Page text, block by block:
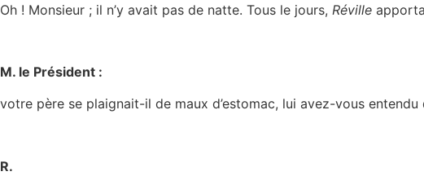
Oh ! Monsieur ; il n’y avait pas de natte. Tous le jours, Réville
M. le Président :
votre père se plaignait-il de maux d’estomac, lui avez-vous
R.